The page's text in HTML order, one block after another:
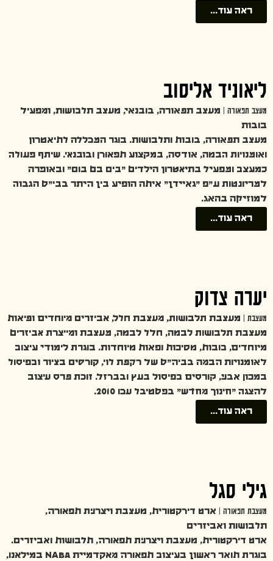
ראה עוד...
ליאוניד אליסוב
מעצב תפאורה | מעצב תפאורה, בובנאי, מעצב תלבושות, ומפעיל
בובות
מעצב תפאורה, בובות ותלבושות. בוגר המכללה לתיאטרון
ואומנויות הבמה, אודסה, במקצוע תפאורן ובובנאי. שיתף פעולה
כמעצב ומפעיל בתיאטרון הילדים ״בים בם בום״ ובאופרה
למריונטות ע״פ ״גאיידן״ איתה הופיע בין היתר בבי״ס הגבוה
למוזיקה בהאג.
ראה עוד...
יערה צדוק
מעצבת | מעצבת תלבושות, מעצבת חלל, אביזרים מיוחדים ופיאות
מעצבת תלבושות לבמה, חלל לבמה, מעצבת ומייצרת אביזרים
מיוחדים, בובות, מסיכות ופאות מיוחדות. בוגרת לימודי עיצוב
לאומנויות הבמה בביה״ס של רקפת לוי, קורסים בציור ובפיסול
במכון אבני, קורסים בפיסול בעץ ובברזל. זוכת פרס עיצוב
להצגה ״חינוך מחדש״ בפסטיבל עכו 2010.
ראה עוד...
גילי סגל
מעצבת תפאורה | ארט דירקטורית, מעצבת ויצרנית תפאורה,
תלבושות ואביזרים
ארט דירקטורית, מעצבת ויצרנית תפאורה, תלבושות ואביזרים.
בוגרת תואר ראשון בעיצוב תפאורה מאקדמיית NABA במילאנו,